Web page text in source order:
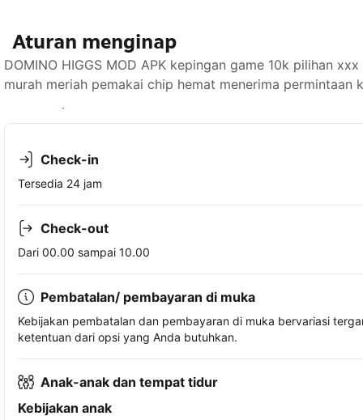
Aturan menginap
DOMINO HIGGS MOD APK kepingan game 10k pilihan
murah meriah pemakai chip hemat menerima permintaan
Lihat ketersediaan
Check-in
Tersedia 24 jam
Check-out
Dari 00.00 sampai 10.00
Pembatalan/ pembayaran di muka
Kebijakan pembatalan dan pembayaran di muka bervariasi
ketentuan dari opsi yang Anda butuhkan.
Anak-anak dan tempat tidur
Kebijakan anak